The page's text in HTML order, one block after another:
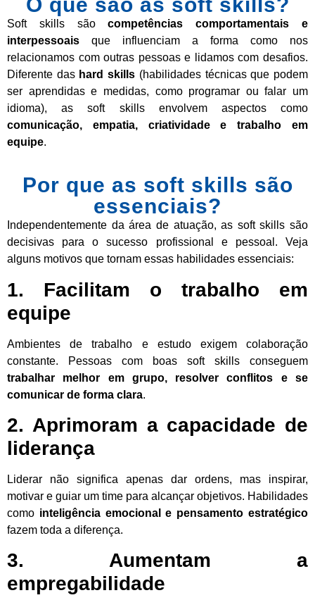
Soft skills sãocompetências comportamentais e
interpessoais que influenciam a forma como nos
relacionamos com outras pessoas e lidamos com desafios.
Diferente das hard skills (habilidades técnicas que podem
ser aprendidas e medidas, como programar ou falar um
idioma), as soft skills envolvem aspectos como
comunicação, empatia, criatividade e trabalho em
equipe.
Por que as soft skills são
essenciais?
Independentemente da área de atuação, as soft skills são
decisivas para o sucesso profissional e pessoal. Veja
alguns motivos que tornam essas habilidades essenciais:
1. Facilitam o trabalho em
equipe
Ambientes de trabalho e estudo exigem colaboração
constante. Pessoas com boas soft skills conseguem
trabalhar melhor em grupo, resolver conflitos e se
comunicar de forma clara.
2. Aprimoram a capacidade de
liderança
Liderar não significa apenas dar ordens, mas inspirar,
motivar e guiar um time para alcançar objetivos. Habilidades
como inteligência emocional e pensamento estratégico
fazem toda a diferença.
3. Aumentam a
empregabilidade